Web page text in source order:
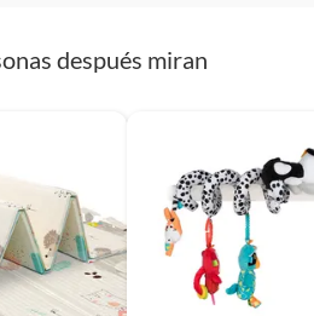
después miran